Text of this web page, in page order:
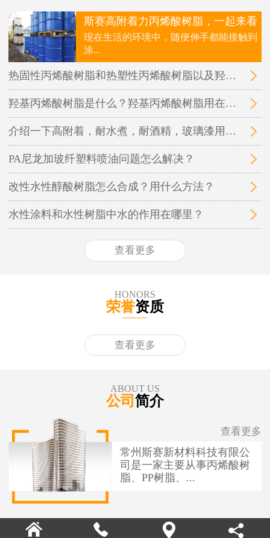
斯赛高附着力丙烯酸树脂，一起来看
现在生活的环境中，随便伸手都能接触到
涂...
热固性丙烯酸树脂和热塑性丙烯酸树脂以及羟基丙烯酸树脂三者之间的区别在哪里？
羟基丙烯酸树脂是什么？羟基丙烯酸树脂用在哪里？
介绍一下高附着，耐水煮，耐酒精，玻璃漆用的丙烯酸树脂
PA尼龙加玻纤塑料喷油问题怎么解决？
改性水性醇酸树脂怎么合成？用什么方法？
水性涂料和水性树脂中水的作用在哪里？
查看更多
HONORS
荣誉资质
查看更多
ABOUT US
公司 简介
常州斯赛新材料科技有限公
司是一家主要从事丙烯酸树
脂、PP树脂、...
查看更多